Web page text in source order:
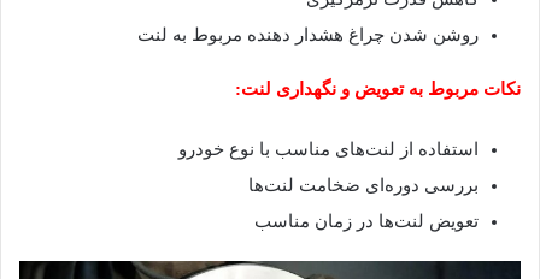
روشن شدن چراغ هشدار دهنده مربوط به لنت
نکات مربوط به تعویض و نگهداری لنت:
استفاده از لنت‌های مناسب با نوع خودرو
بررسی دوره‌ای ضخامت لنت‌ها
تعویض لنت‌ها در زمان مناسب